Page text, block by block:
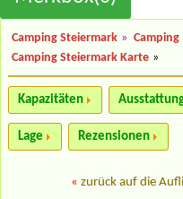
Camping Steiermark » Camping
Camping Steiermark Karte »
Kapazitäten
Lage Rezensionen
« zurück auf die